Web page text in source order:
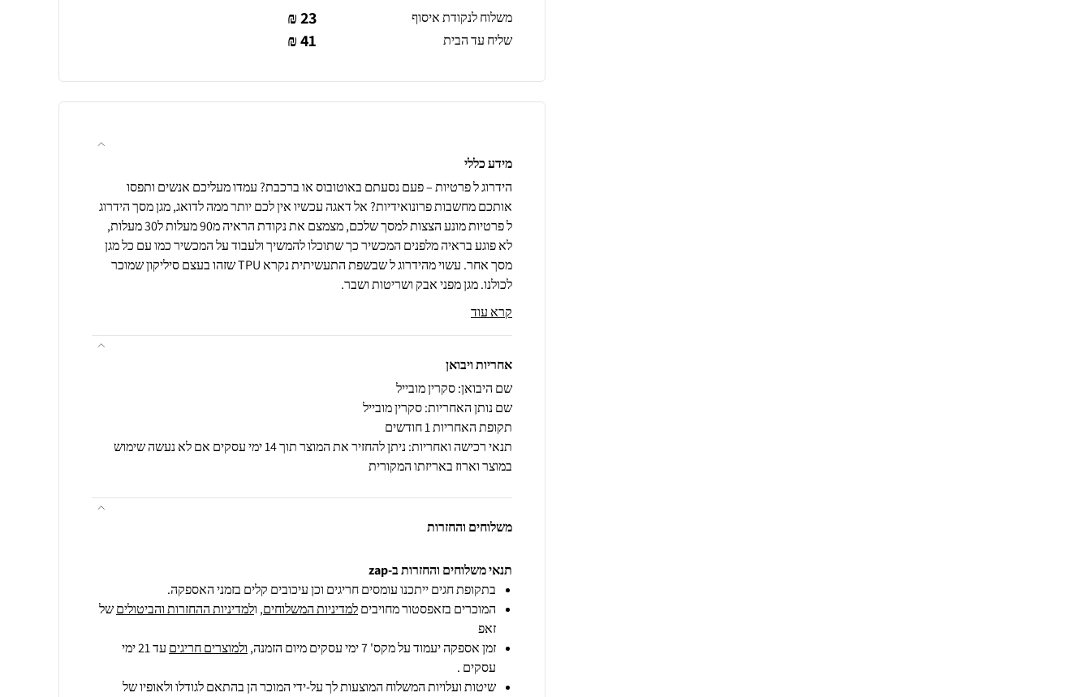
משלוח לנקודת איסוף
23 ₪
שליח עד הבית 41 ₪
מידע כללי
הידרוג ל פרטיות – פעם נסעתם באוטובוס או ברכבת? עמדו מעליכם אנשים ותפסו
אותכם מחשבות פרונואידיות? אל דאגה עכשיו אין לכם יותר ממה לדואג, מגן מסך הידרוג
ל פרטיות מונע הצצות למסך שלכם, מצמצם את נקודת הראיה מ90 מעלות ל30 מעלות,
לא פוגע בראיה מלפנים המכשיר כך שתוכלו להמשיך ולעבוד על המכשיר כמו עם כל מגן
מסך אחר. עשוי מהידרוג ל שבשפת התעשיתית נקרא TPU שזהו בעצם סיליקון שמוכר
לכולנו. מגן מפני אבק ושריטות ושבר.
קרא עוד
אחריות ויבואן
שם היבואן: סקרין מובייל
שם נותן האחריות: סקרין מובייל
תקופת האחריות 1 חודשים
תנאי רכישה ואחריות: ניתן להחזיר את המוצר תוך 14 ימי עסקים אם לא נעשה שימוש
במוצר וארוז באריזתו המקורית
משלוחים והחזרות
תנאי משלוחים והחזרות ב-zap
בתקופת חגים ייתכנו עומסים חריגים וכן עיכובים קלים בזמני האספקה.
המוכרים בזאפסטור מחויביםלמדיניות המשלוחים, ולמדיניות ההחזרות והביטוליםשל
זאפ
זמן אספקה יעמוד על מקס' 7 ימי עסקים מיום הזמנה,
ולמוצרים חריגים
עד 21 ימי
עסקים .
שיטות ועלויות המשלוח המוצעות לך על-ידי המוכר הן בהתאם לגודלו ולאופיו של